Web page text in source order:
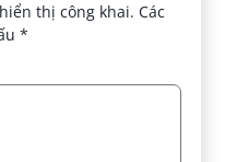
thị công khai. Các
*